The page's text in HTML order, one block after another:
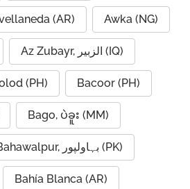
(AR) Awka (NG)
Az Zubayr, الزبير (IQ)
(PH) Bacoor (PH)
Bago, ပဲခူး (MM)
Bahawalpur, بہاولپور (PK)
Bahía Blanca (AR)